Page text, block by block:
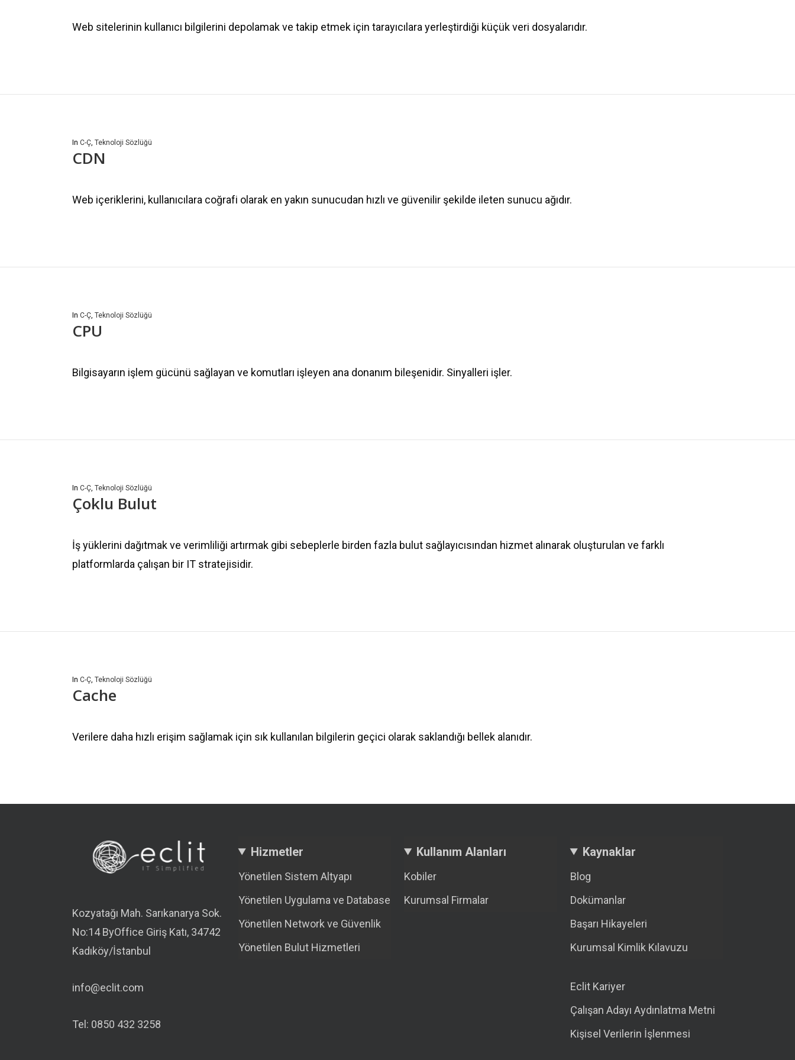
Web sitelerinin kullanıcı bilgilerini depolamak ve takip etmek için tarayıcılara yerleştirdiği küçük veri dosyalarıdır.
In C-Ç, Teknoloji Sözlüğü
CDN
Web içeriklerini, kullanıcılara coğrafi olarak en yakın sunucudan hızlı ve güvenilir şekilde ileten sunucu ağıdır.
In C-Ç, Teknoloji Sözlüğü
CPU
Bilgisayarın işlem gücünü sağlayan ve komutları işleyen ana donanım bileşenidir. Sinyalleri işler.
In C-Ç, Teknoloji Sözlüğü
Çoklu Bulut
İş yüklerini dağıtmak ve verimliliği artırmak gibi sebeplerle birden fazla bulut sağlayıcısından hizmet alınarak oluşturulan ve farklı
platformlarda çalışan bir IT stratejisidir.
In C-Ç, Teknoloji Sözlüğü
Cache
Verilere daha hızlı erişim sağlamak için sık kullanılan bilgilerin geçici olarak saklandığı bellek alanıdır.
Kozyatağı Mah. Sarıkanarya Sok.
No:14 ByOffice Giriş Katı, 34742
Kadıköy/İstanbul
info@eclit.com
Tel: 0850 432 3258
Hizmetler
Yönetilen Sistem Altyapı
Yönetilen Uygulama ve Database
Yönetilen Network ve Güvenlik
Yönetilen Bulut Hizmetleri
Kullanım Alanları
Kobiler
Kurumsal Firmalar
Kaynaklar
Blog
Dokümanlar
Başarı Hikayeleri
Kurumsal Kimlik Kılavuzu
Eclit Kariyer
Çalışan Adayı Aydınlatma Metni
Kişisel Verilerin İşlenmesi